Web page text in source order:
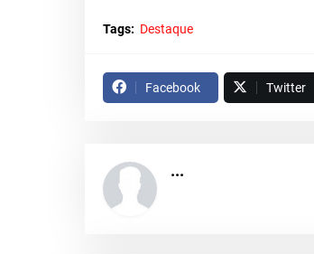
Tags: Destaque
Facebook Twitter
...